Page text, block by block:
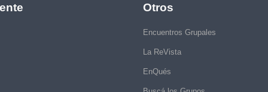
Otros
Encuentros Grupales
La ReVista
EnQués